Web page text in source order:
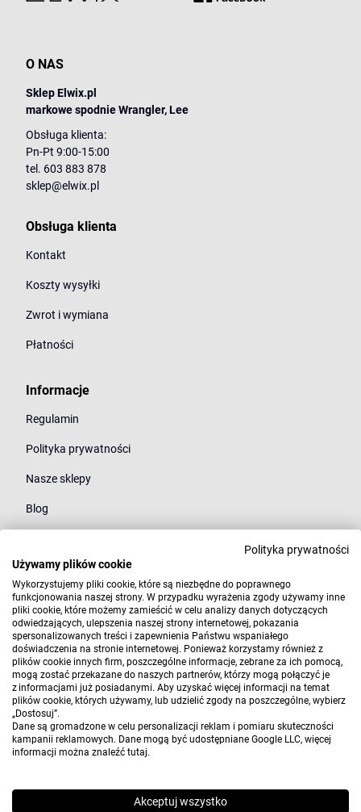
O NAS
Sklep Elwix.pl
markowe spodnie Wrangler, Lee
Obsługa klienta:
Pn-Pt 9:00-15:00
tel. 603 883 878
sklep@elwix.pl
Obsługa klienta
Kontakt
Koszty wysyłki
Zwrot i wymiana
Płatności
Informacje
Regulamin
Polityka prywatności
Nasze sklepy
Blog
Młodzież
Styl
Marki
Wdrożenie i projekt:CONVERTIS.pl
Sklep internetowy SOTE
Polityka prywatności
Używamy plików cookie
Wykorzystujemy pliki cookie, które są niezbędne do poprawnego
funkcjonowania naszej strony. W przypadku wyrażenia zgody używamy inne
pliki cookie, które możemy zamieścić w celu analizy danych dotyczących
odwiedzających, ulepszenia naszej strony internetowej, pokazania
spersonalizowanych treści i zapewnienia Państwu wspaniałego
doświadczenia na stronie internetowej. Ponieważ korzystamy również z
plików cookie innych firm, poszczególne informacje, zebrane za ich pomocą,
mogą zostać przekazane do naszych partnerów, którzy mogą połączyć je
z informacjami już posiadanymi. Aby uzyskać więcej informacji na temat
plików cookie, których używamy, lub udzielić zgody na poszczególne, wybierz
„Dostosuj”.
Dane są gromadzone w celu personalizacji reklam i pomiaru skuteczności
kampanii reklamowych. Dane mogą być udostępniane Google LLC, więcej
informacji można znaleźć tutaj.
Akceptuj wszystko